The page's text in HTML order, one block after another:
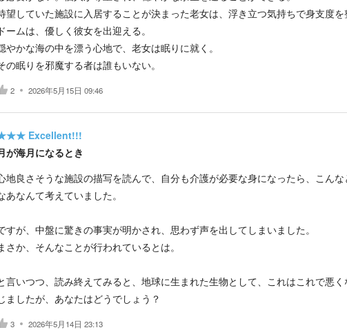
望していた施設に入居することが決まった老女は、浮き立つ気持ちで身支度
ドームは、優しく彼女を出迎える。
やかな海の中を漂う心地で、老女は眠りに就く。
の眠りを邪魔する者は誰もいない。
2 2026年5月15日 09:46
Excellent!!!
が海月になるとき
地良さそうな施設の描写を読んで、自分も介護が必要な身になったら、こん
あなんて考えていました。
すが、中盤に驚きの事実が明かされ、思わず声を出してしまいました。
さか、そんなことが行われているとは。
言いつつ、読み終えてみると、地球に生まれた生物として、これはこれで悪
ましたが、あなたはどうでしょう？
3 2026年5月14日 23:13